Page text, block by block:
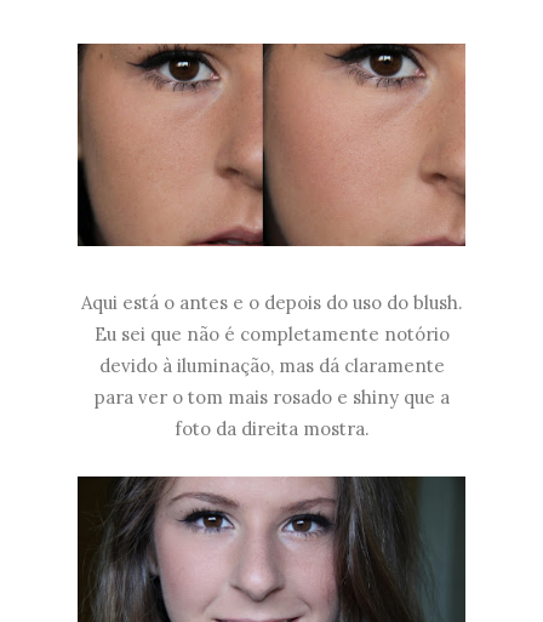
Aqui está o antes e o depois do uso do blush.
Eu sei que não é completamente notório
devido à iluminação, mas dá claramente
para ver o tom mais rosado e shiny que a
foto da direita mostra.